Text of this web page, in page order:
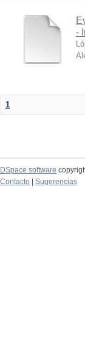
-
1
DSpace software
Contacto
Sugerencias